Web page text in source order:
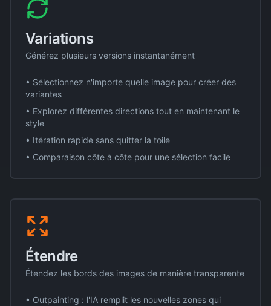
Variations
Générez plusieurs versions instantanément
• Sélectionnez n'importe quelle image pour créer des
variantes
• Explorez différentes directions tout en maintenant le
style
• Itération rapide sans quitter la toile
• Comparaison côte à côte pour une sélection facile
Étendre
Étendez les bords des images de manière transparente
• Outpainting : l'IA remplit les nouvelles zones qui